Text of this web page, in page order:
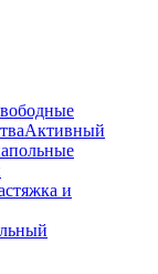
Активный
и